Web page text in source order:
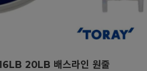
20LB 배스라인 원줄